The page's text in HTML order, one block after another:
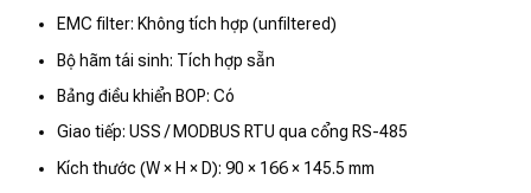
EMC filter: Không tích hợp (unfiltered)
Bộ hãm tái sinh: Tích hợp sẵn
Bảng điều khiển BOP: Có
Giao tiếp: USS / MODBUS RTU qua cổng RS-485
Kích thước (W × H × D): 90 × 166 × 145.5 mm